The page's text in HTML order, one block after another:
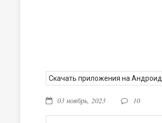
Скачать приложения на Андроид
03 ноябрь, 2023 10